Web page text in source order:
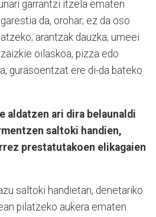
garrantzi itzela ematen
da, orohar; ez da oso
arantzak dauzka; umeei
oilaskoa, pizza edo
gurasoentzat ere di-da bateko
aldatzen ari dira belaunaldi
saltoki handien,
prestatutakoen elikagaien
saltoki handietan, denetariko
pilatzeko aukera ematen